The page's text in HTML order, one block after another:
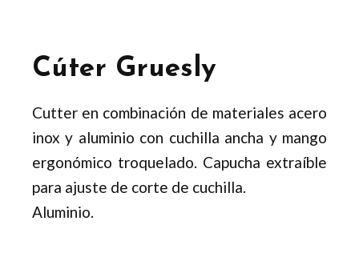
Cúter Gruesly
Cutter en combinación de materiales acero
inox y aluminio con cuchilla ancha y mango
ergonómico troquelado. Capucha extraíble
para ajuste de corte de cuchilla.
Aluminio.